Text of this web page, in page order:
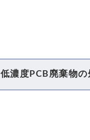
低濃度PCB廃棄物の